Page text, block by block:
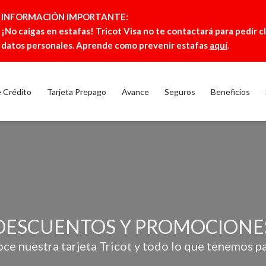
INFORMACIÓN IMPORTANTE:
¡No caigas en estafas! Tricot Visa no te contactará para pedir
datos personales. Aprende como prevenir estafas aquí.
Crédito Tarjeta Prepago Avance Seguros Beneficios
Y
nuestra tarjeta Tricot y todo lo que tenemos